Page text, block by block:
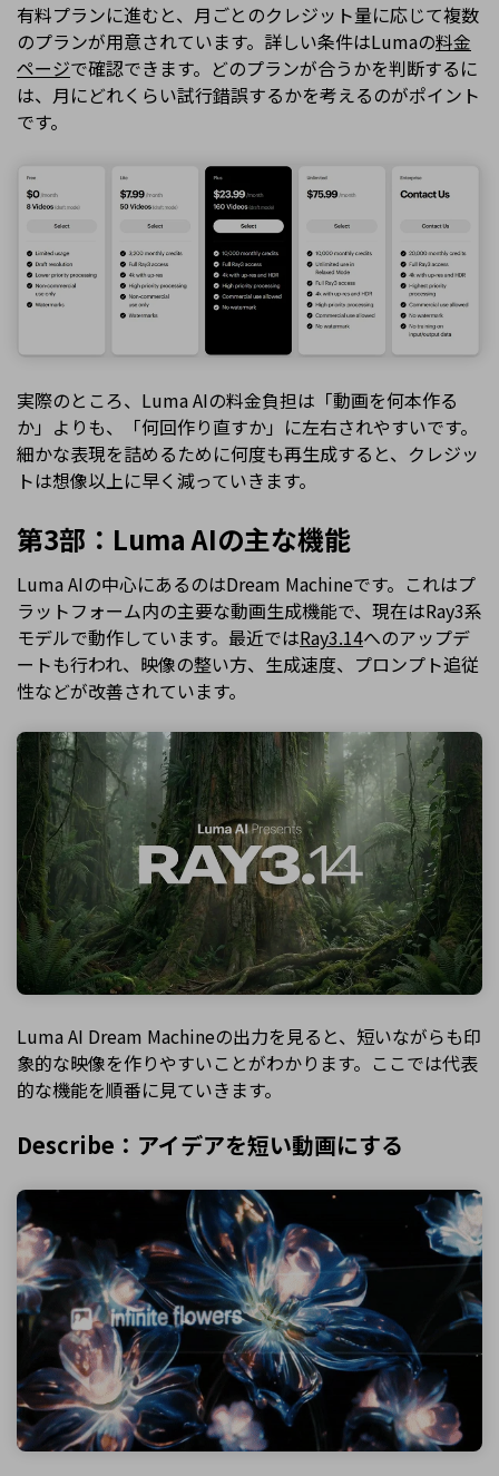
有料プランに進むと、月ごとのクレジット量に応じて複数
のプランが用意されています。詳しい条件はLumaの料金
ページで確認できます。どのプランが合うかを判断するに
は、月にどれくらい試行錯誤するかを考えるのがポイント
です。
実際のところ、Luma AIの料金負担は「動画を何本作る
か」よりも、「何回作り直すか」に左右されやすいです。
細かな表現を詰めるために何度も再生成すると、クレジッ
トは想像以上に早く減っていきます。
第3部：Luma AIの主な機能
Luma AIの中心にあるのはDream Machineです。これはプ
ラットフォーム内の主要な動画生成機能で、現在はRay3系
モデルで動作しています。最近ではRay3.14へのアップデ
ートも行われ、映像の整い方、生成速度、プロンプト追従
性などが改善されています。
Luma AI Dream Machineの出力を見ると、短いながらも印
象的な映像を作りやすいことがわかります。ここでは代表
的な機能を順番に見ていきます。
Describe：アイデアを短い動画にする